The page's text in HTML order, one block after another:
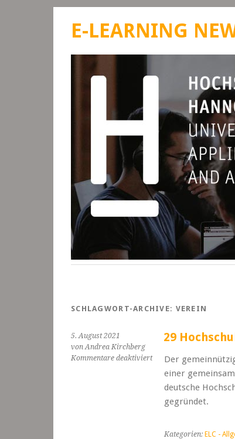
E-LEARNING
SCHLAGWORT-ARCHIVE: VEREIN
5. August 2021
von Andrea Kirchberg
Kommentare deaktiviertfür
Hochschulen
gründen
Moodle-
29
Der
einer
deutsche
gegründet.
Kategorien: ELC -